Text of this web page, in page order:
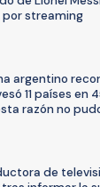
por streaming
argentino
11 países en
razón no
de